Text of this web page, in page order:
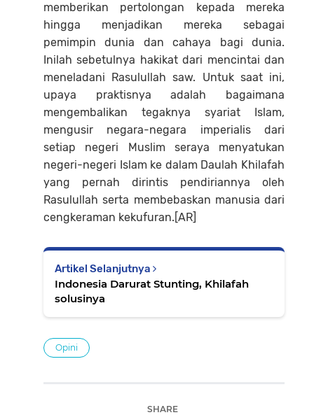
memberikan pertolongan kepada mereka
hingga menjadikan mereka sebagai
pemimpin dunia dan cahaya bagi dunia.
Inilah sebetulnya hakikat dari mencintai dan
meneladani Rasulullah saw. Untuk saat ini,
upaya praktisnya adalah bagaimana
mengembalikan tegaknya syariat Islam,
mengusir negara-negara imperialis dari
setiap negeri Muslim seraya menyatukan
negeri-negeri Islam ke dalam Daulah Khilafah
yang pernah dirintis pendiriannya oleh
Rasulullah serta membebaskan manusia dari
cengkeraman kekufuran.[AR]
Artikel Selanjutnya
Indonesia Darurat Stunting, Khilafah
solusinya
Opini
SHARE